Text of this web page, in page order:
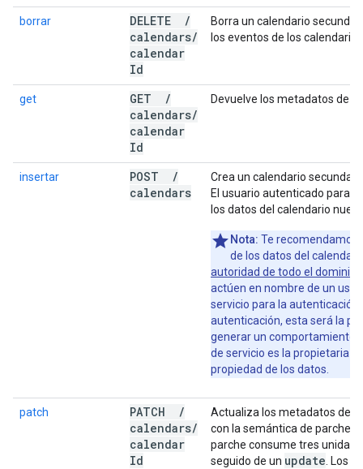
borrar DELETE
/
calendars/
calendar
Id
Borra un calendario
los eventos de los
get GET
/
calendars/
calendar
Id
Devuelve los metadatos de
insertar POST
/
calendars
Crea un calendario
El usuario autenticado para
los datos del calendario
Nota: Te recomendamos
de los datos del
autoridad de todo el dominio
actúen en nombre de un
servicio para la
autenticación, esta será la
generar un comportamiento
de servicio es la propietaria
propiedad de los datos.
patch PATCH
/
calendars/
calendar
Id
Actualiza los metadatos de
con la semántica de
parche consume tres
seguido de un update . Los